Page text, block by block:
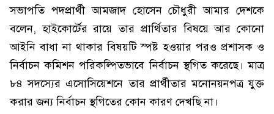
সভাপতি পদপ্রার্থী আমজাদ হোসেন চৌধুরী আমার দেশকে
বলেন, হাইকোর্টের রায়ে তার প্রার্থিতার বিষয়ে আর কোনো
আইনি বাধা না থাকার বিষয়টি স্পষ্ট হওয়ার পরও প্রশাসক ও
নির্বাচন কমিশন পরিকল্পিতভাবে নির্বাচন স্থগিত করেছে। মাত্র
৮৪ সদস্যের এসোসিয়েশনে তার প্রার্থীতার মনোনয়নপত্র যুক্ত
করার জন্য নির্বাচন স্থগিতের কোন কারণ দেখছি না।